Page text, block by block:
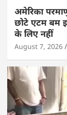
अमेरिका
छोटे एटम बम
के लिए नहीं
August 7, 2026